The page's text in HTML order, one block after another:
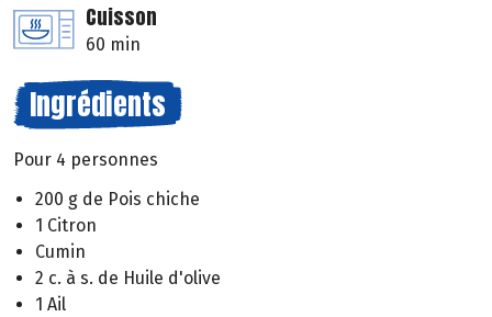
Cuisson
60 min
Ingrédients
Pour 4 personnes
200 g de Pois chiche
1 Citron
Cumin
2 c. à s. de Huile d'olive
1 Ail